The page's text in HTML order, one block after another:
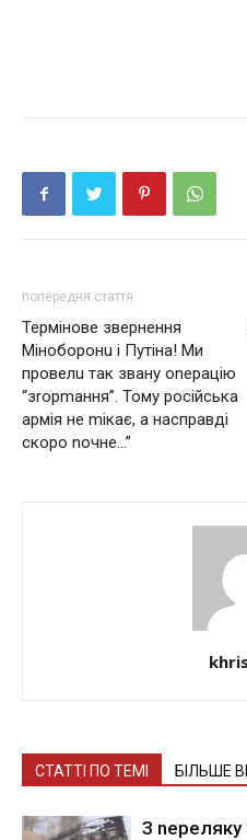
попередня стаття
Термінове звернення
Міноборонu і Путіна! Ми
провелu так звану оnерацію
“зrорmання”. Тому російська
армія не mікає, а насправді
скоро nочне…”
СТАТТІ ПО ТЕМІ БІЛЬШЕ
З nepeлякy